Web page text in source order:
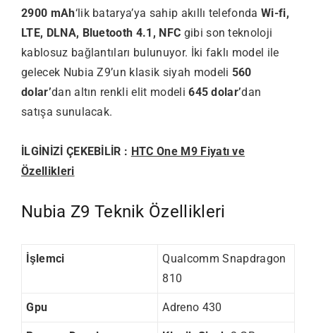
2900 mAh‘lik batarya’ya sahip akıllı telefondaWi-fi,
LTE, DLNA, Bluetooth 4.1, NFC gibi son teknoloji
kablosuz bağlantıları bulunuyor. İki faklı model ile
gelecek Nubia Z9’un klasik siyah modeli 560
dolar’dan altın renkli elit modeli645 dolar’dan
satışa sunulacak.
İLGİNİZİ ÇEKEBİLİR : HTC One M9 Fiyatı ve
Özellikleri
Nubia Z9 Teknik Özellikleri
İşlemci
Qualcomm Snapdragon
810
Gpu Adreno 430